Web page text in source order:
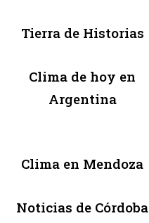
Tierra de Historias
Clima de hoy en
Argentina
Clima en Mendoza
Noticias de Córdoba